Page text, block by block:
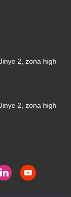
2, zona high-
2, zona high-